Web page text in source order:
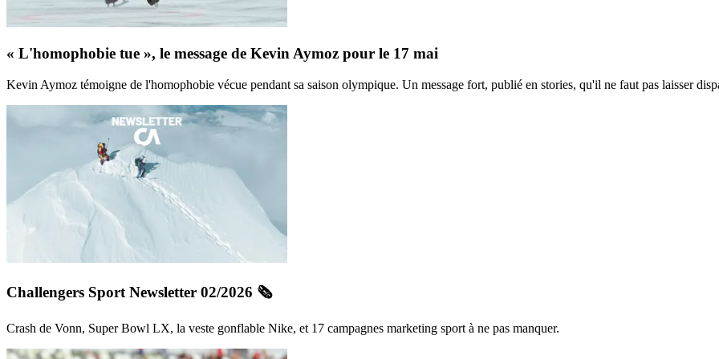
« L'homophobie tue », le message de Kevin Aymoz pour le 17 mai
Kevin Aymoz témoigne de l'homophobie vécue pendant sa saison olympique. Un message fort, publié en stories, qu'il ne faut pas laisser
Challengers Sport Newsletter 02/2026 🗞️
Crash de Vonn, Super Bowl LX, la veste gonflable Nike, et 17 campagnes marketing sport à ne pas manquer.